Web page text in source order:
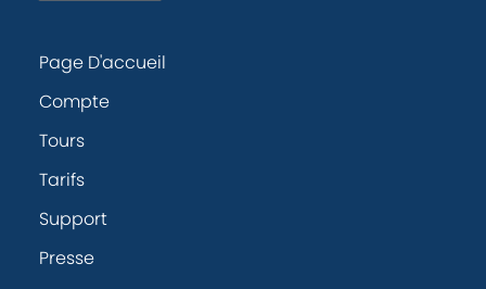
Page D'accueil
Compte
Tours
Tarifs
Support
Presse